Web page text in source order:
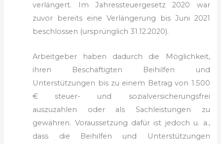
verlängert. Im Jahressteuergesetz 2020 war
zuvor bereits eine Verlängerung bis Juni 2021
beschlossen (ursprünglich 31.12.2020).
Arbeitgeber haben dadurch die Möglichkeit,
ihren Beschäftigten Beihilfen und
Unterstützungen bis zu einem Betrag von 1.500
€ steuer- und sozialversicherungsfrei
auszuzahlen oder als Sachleistungen zu
gewähren. Voraussetzung dafür ist jedoch u. a.,
dass die Beihilfen und Unterstützungen